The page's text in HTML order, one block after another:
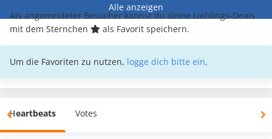
Alle anzeigen
Als angemeldeter Besucher kannst du deine Lieblings-Deals
mit dem Sternchen
als Favorit speichern.
Um die Favoriten zu nutzen, logge dich bitte ein.
Heartbeats Votes